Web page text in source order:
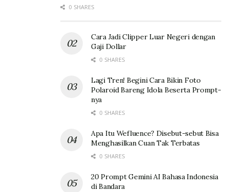
0 SHARES
Cara Jadi Clipper Luar Negeri dengan
Gaji Dollar
0 SHARES
Lagi Tren! Begini Cara Bikin Foto
Polaroid Bareng Idola Beserta Prompt-
nya
0 SHARES
Apa Itu Wefluence? Disebut-sebut Bisa
Menghasilkan Cuan Tak Terbatas
0 SHARES
20 Prompt Gemini AI Bahasa Indonesia
di Bandara